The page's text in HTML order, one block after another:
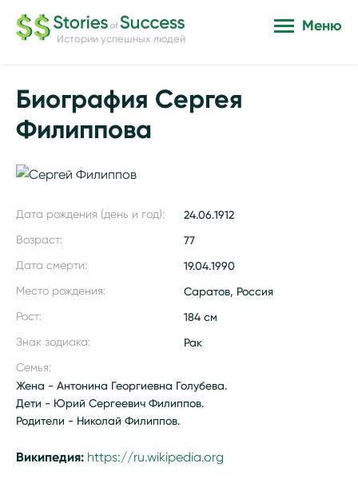
Истории успешных людей
Меню
Биография Сергея
Филиппова
Дата рождения (день и год): 24.06.1912
Возраст: 77
Дата смерти: 19.04.1990
Место рождения: Саратов, Россия
Рост: 184 см
Знак зодиака: Рак
Семья:
Жена - Антонина Георгиевна Голубева.
Дети - Юрий Сергеевич Филиппов.
Родители - Николай Филиппов.
Википедия: https://ru.wikipedia.org/wiki/